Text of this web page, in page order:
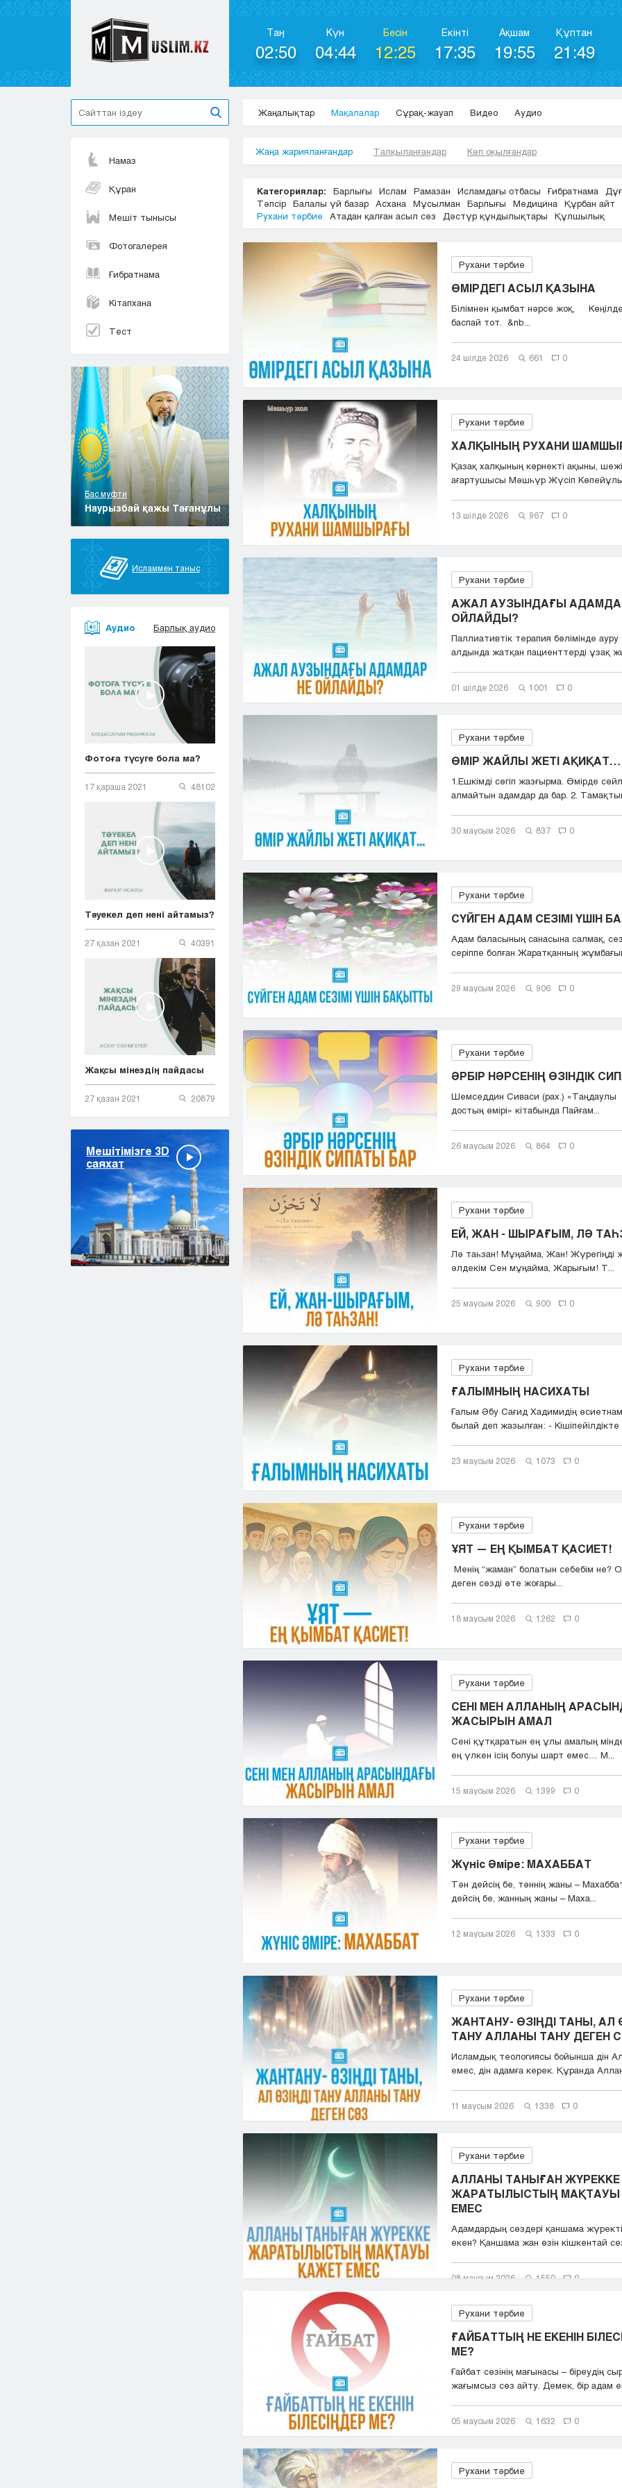
Таң
02:50
Күн
04:44
Бесін
12:25
Екінті
17:35
Ақшам
19:55
Құптан
21:49
Жаңалықтар Мақалалар Сұрақ-жауап Видео Аудио
Намаз
Құран
Мешіт тынысы
Фотогалерея
Ғибратнама
Кітапхана
Тест
Бас муфти
Наурызбай қажы Тағанұлы
Исламмен таныс
Аудио Барлық аудио
Фотоға түсуге бола ма?
17 қараша 2021 48102
Тәуекел деп нені айтамыз?
27 қазан 2021 40391
Жақсы мінездің пайдасы
27 қазан 2021 20879
Мешітімізге 3D
саяхат
Жаңа жарияланғандар Талқыланғандар Көп оқылғандар
Категориялар: Барлығы Ислам Рамазан Исламдағы отбасы Ғибратнама
Тәпсір
Балалы үй базар Асхана Мұсылман Барлығы Медицина Құрбан айт
Рухани тәрбие
Атадан қалған асыл сөз Дәстүр құндылықтары Құлшылық
Рухани тәрбие
ӨМІРДЕГІ АСЫЛ ҚАЗЫНА
Білімнен қымбат нәрсе жоқ,
баспай тот. &nb...
24 шілде 2026 661 0
Рухани тәрбие
ХАЛҚЫНЫҢ РУХАНИ
Қазақ халқының көрнекті ақыны,
ағартушысы Мәшһүр Жүсіп Көпейұлы
13 шілде 2026 967 0
Рухани тәрбие
АЖАЛ АУЗЫНДАҒЫ
ОЙЛАЙДЫ?
Паллиативтік терапия бөлімінде ауру
алдында жатқан пациенттерді ұзақ
01 шілде 2026 1001 0
Рухани тәрбие
ӨМІР ЖАЙЛЫ ЖЕТІ АҚИҚАТ…
1.Ешкімді сөгіп жазғырма. Өмірде
алмайтын адамдар да бар. 2. Тамақтың
30 маусым 2026 837 0
Рухани тәрбие
СҮЙГЕН АДАМ СЕЗІМІ ҮШІН
Адам баласының санасына салмақ,
серіппе болған Жаратқанның
29 маусым 2026 906 0
Рухани тәрбие
ӘРБІР НӘРСЕНІҢ ӨЗІНДІК
Шемседдин Сиваси (рах.) «Таңдаулы
достың өмірі» кітабында Пайғам...
26 маусым 2026 864 0
Рухани тәрбие
ЕЙ, ЖАН - ШЫРАҒЫМ, ЛӘ
Лә таһзан! Мұңайма, Жан! Жүрегіңді
әлдекім Сен мұңайма, Жарығым! Т...
25 маусым 2026 900 0
Рухани тәрбие
ҒАЛЫМНЫҢ НАСИХАТЫ
Ғалым Әбу Сағид Хадимидің
былай деп жазылған: - Кішіпейілдікте
23 маусым 2026 1073 0
Рухани тәрбие
ҰЯТ — ЕҢ ҚЫМБАТ ҚАСИЕТ!
Менің “жаман” болатын себебім не?
деген сөзді өте жоғары...
18 маусым 2026 1262 0
Рухани тәрбие
СЕНІ МЕН АЛЛАНЫҢ
ЖАСЫРЫН АМАЛ
Сені құтқаратын ең ұлы амалың
ең үлкен ісің болуы шарт емес… М...
15 маусым 2026 1399 0
Рухани тәрбие
Жүніс Әміре: МАХАББАТ
Тән дейсің бе, тәннің жаны –
дейсің бе, жанның жаны – Маха...
12 маусым 2026 1333 0
Рухани тәрбие
ЖАНТАНУ- ӨЗІҢДІ ТАНЫ, АЛ
ТАНУ АЛЛАНЫ ТАНУ ДЕГЕН
Исламдық теологиясы бойынша дін
емес, дін адамға керек. Құранда
11 маусым 2026 1338 0
Рухани тәрбие
АЛЛАНЫ ТАНЫҒАН ЖҮРЕККЕ
ЖАРАТЫЛЫСТЫҢ МАҚТАУЫ
ЕМЕС
Адамдардың сөздері қаншама
екен? Қаншама жан өзін кішкентай
08 маусым 2026 1550 0
Рухани тәрбие
ҒАЙБАТТЫҢ НЕ ЕКЕНІН
МЕ?
Ғайбат сөзінің мағынасы – біреудің
жағымсыз сөз айту. Демек, бір адам
05 маусым 2026 1632 0
Рухани тәрбие